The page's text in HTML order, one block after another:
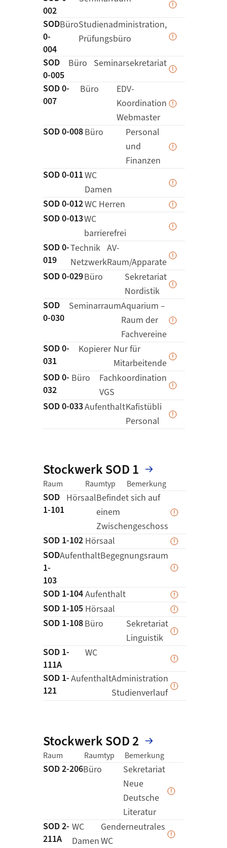
002
Daten
SOD
0-
004
BüroStudienadministration,
Prüfungsbüro
Daten
SOD
0-005
Büro Seminarsekretariat
Daten
SOD 0-
007
Büro
EDV-
Koordination
Webmaster
Daten
SOD 0-008Büro
Personal
und
Finanzen
Daten
SOD 0-011WC
Damen
Daten
SOD 0-012WC Herren Daten
SOD 0-013WC
barrierefrei
Daten
SOD 0-
019
Technik
Netzwerk
AV-
Raum/Apparate Daten
SOD 0-029Büro
Sekretariat
Nordistik
Daten
SOD
0-030
SeminarraumAquarium –
Raum der
Fachvereine
Daten
SOD 0-
031
Kopierer Nur für
Mitarbeitende Daten
SOD 0-
032
Büro
Fachkoordination
VGS
Daten
SOD 0-033AufenthaltKafistübli
Personal
Daten
Stockwerk SOD 1
Raum Raumtyp Bemerkung
SOD
1-101
HörsaalBefindet sich auf
einem
Zwischengeschoss
Daten
SOD 1-102 Hörsaal Daten
SOD
1-
103
AufenthaltBegegnungsraum
Daten
SOD 1-104Aufenthalt Daten
SOD 1-105 Hörsaal Daten
SOD 1-108Büro
Sekretariat
Linguistik
Daten
SOD 1-
111A
WC
Daten
SOD 1-
121
AufenthaltAdministration
Studienverlauf Daten
Stockwerk SOD 2
Raum Raumtyp Bemerkung
SOD 2-206Büro
Sekretariat
Neue
Deutsche
Literatur
Daten
SOD 2-
211A
WC
Damen
Genderneutrales
WC
Daten